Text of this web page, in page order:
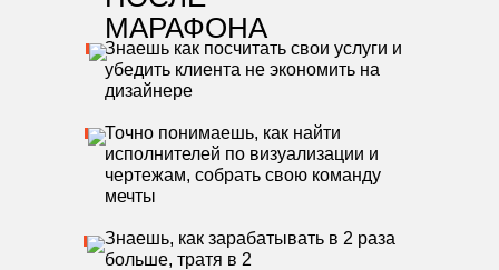
Знаешь как посчитать свои услуги и
убедить клиента не экономить на
дизайнере
Точно понимаешь, как найти
исполнителей по визуализации и
чертежам, собрать свою команду
мечты
Знаешь, как зарабатывать в 2 раза
больше, тратя в 2
МАРАФОНА